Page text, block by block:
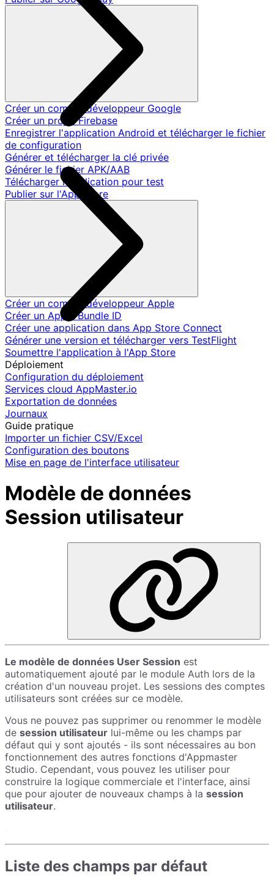
Créer un compte développeur Google
Créer un projet Firebase
Enregistrer l'application Android et télécharger le fichier
de configuration
Générer et télécharger la clé privée
Générer le fichier APK/AAB
Télécharger l'application pour test
Publier sur l'App Store
Créer un compte développeur Apple
Créer un Apple Bundle ID
Créer une application dans App Store Connect
Générer une version et télécharger vers TestFlight
Soumettre l'application à l'App Store
Déploiement
Configuration du déploiement
Services cloud AppMaster.io
Exportation de données
Journaux
Guide pratique
Importer un fichier CSV/Excel
Configuration des boutons
Mise en page de l'interface utilisateur
Modèle de données
Session utilisateur
Le modèle de données User Session est
automatiquement ajouté par le module Auth lors de la
création d'un nouveau projet. Les sessions des comptes
utilisateurs sont créées sur ce modèle.
Vous ne pouvez pas supprimer ou renommer le modèle
de session utilisateur lui-même ou les champs par
défaut qui y sont ajoutés - ils sont nécessaires au bon
fonctionnement des autres fonctions d'Appmaster
Studio. Cependant, vous pouvez les utiliser pour
construire la logique commerciale et l'interface, ainsi
que pour ajouter de nouveaux champs à la session
utilisateur.
Liste des champs par défaut